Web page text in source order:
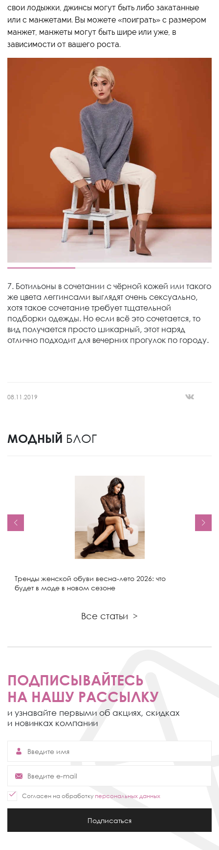
свои лодыжки, джинсы могут быть либо закатанные
или с манжетами. Вы можете «поиграть» с размером
манжет, манжеты могут быть шире или уже, в
зависимости от вашего роста.
7. Ботильоны в сочетании с чёрной кожей или такого
же цвета леггинсами выглядят очень сексуально,
хотя такое сочетание требует тщательной
подборки одежды. Но если всё это сочетается, то
вид получается просто шикарный, этот наряд
отлично подходит для вечерних прогулок по городу.
08.11.2019
МОДНЫЙ БЛОГ
Тренды женской обуви весна-лето 2026: что
будет в моде в новом сезоне
Все статьи >
ПОДПИСЫВАЙТЕСЬ
НА НАШУ РАССЫЛКУ
и узнавайте первыми об акциях, скидках
и новинках компании
Согласен на обработку персональных данных
Подписаться